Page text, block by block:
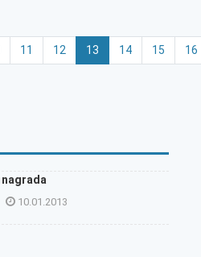
11 12 13 14 15 16
10.01.2013